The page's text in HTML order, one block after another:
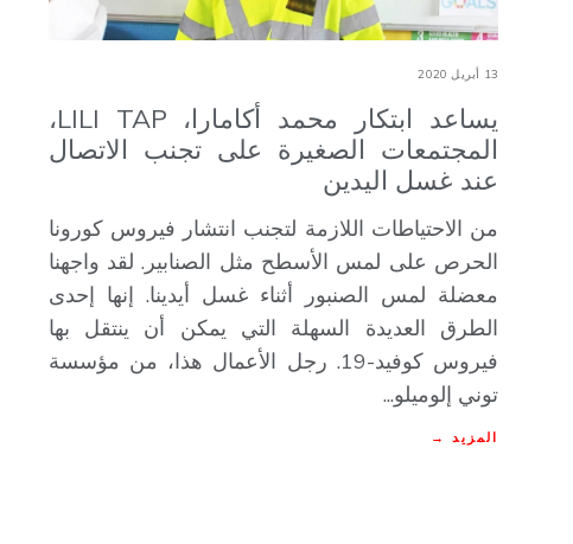
13 أبريل 2020
يساعد ابتكار محمد أكامارا، LILI TAP،
المجتمعات الصغيرة على تجنب الاتصال
عند غسل اليدين
من الاحتياطات اللازمة لتجنب انتشار فيروس كورونا
الحرص على لمس الأسطح مثل الصنابير. لقد واجهنا
معضلة لمس الصنبور أثناء غسل أيدينا. إنها إحدى
الطرق العديدة السهلة التي يمكن أن ينتقل بها
فيروس كوفيد-19. رجل الأعمال هذا، من مؤسسة
توني إلوميلو...
المزيد →